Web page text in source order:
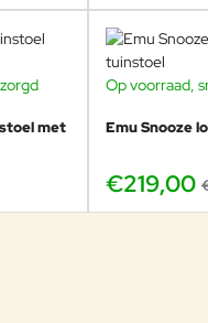
leverbaar door grote voorraad
als familiebedrijf
in Voorschoten met
voor horeca en zakelijke
voor zekerheid, service en
met
Op voorraad,
Emu Snooze
€219,00